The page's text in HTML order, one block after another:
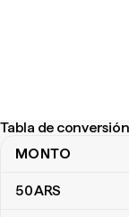
Tabla de
Tabla de
MONTO
50ARS